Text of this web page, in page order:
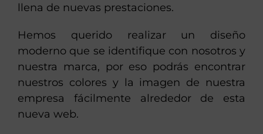
llena de nuevas prestaciones.
Hemos querido realizar un diseño
moderno que se identifique con nosotros y
nuestra marca, por eso podrás encontrar
nuestros colores y la imagen de nuestra
empresa fácilmente alrededor de esta
nueva web.